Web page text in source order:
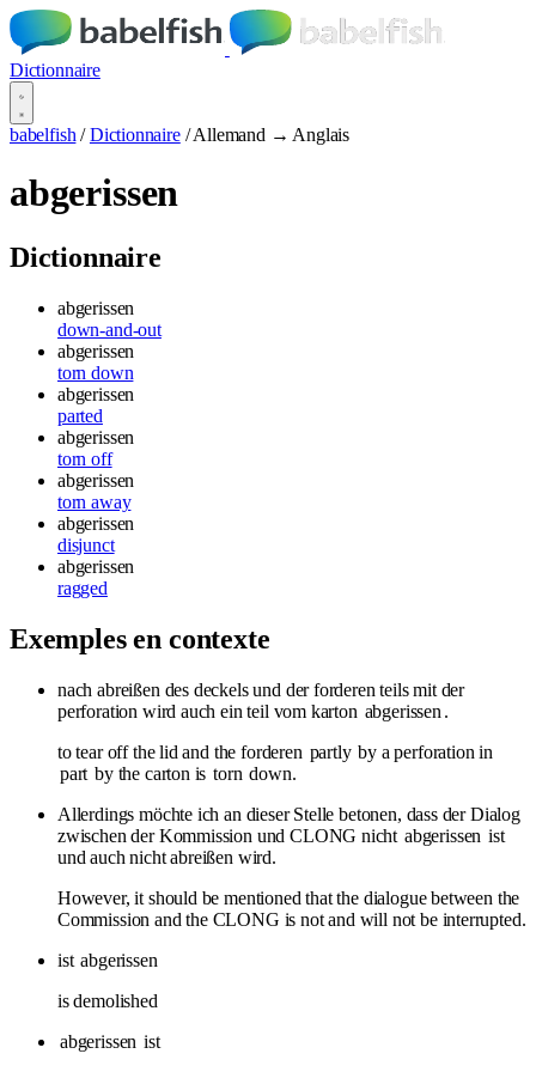
Dictionnaire
babelfish / Dictionnaire / Allemand → Anglais
abgerissen
Dictionnaire
abgerissen
down-and-out
abgerissen
torn down
abgerissen
parted
abgerissen
torn off
abgerissen
torn away
abgerissen
disjunct
abgerissen
ragged
Exemples en contexte
nach abreißen des deckels und der forderen teils mit der
perforation wird auch ein teil vom karton abgerissen .
to tear off the lid and the forderen partly by a perforation in
part by the carton is torn down.
Allerdings möchte ich an dieser Stelle betonen, dass der Dialog
zwischen der Kommission und CLONG nicht abgerissen ist
und auch nicht abreißen wird.
However, it should be mentioned that the dialogue between the
Commission and the CLONG is not and will not be interrupted.
ist abgerissen
is demolished
abgerissen ist